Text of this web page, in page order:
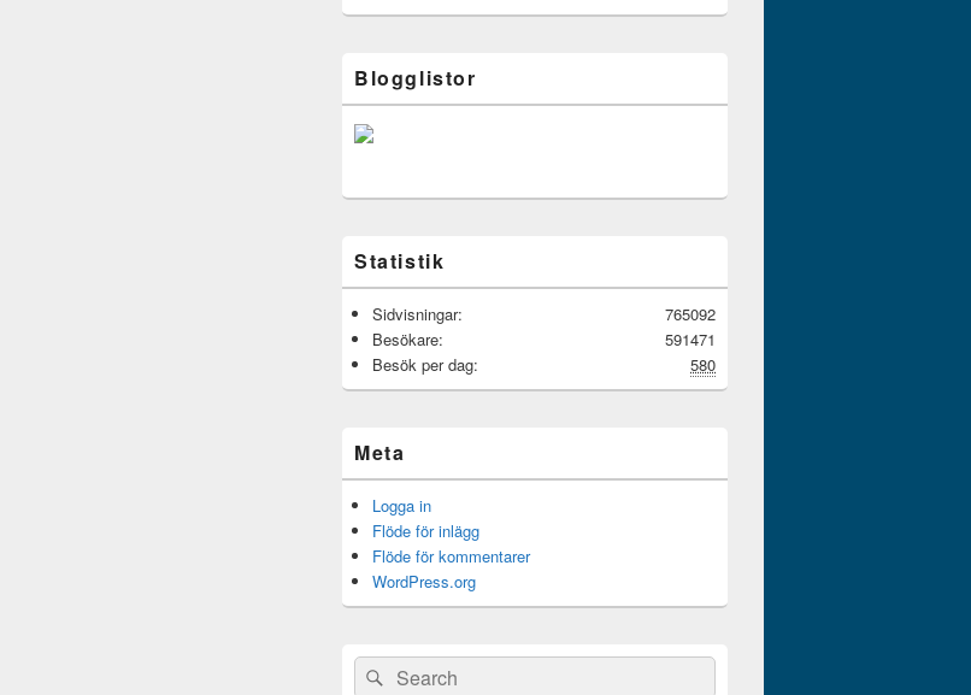
Blogglistor
Statistik
765092
Sidvisningar:
591471
Besökare:
580
Besök per dag:
Meta
Logga in
Flöde för inlägg
Flöde för kommentarer
WordPress.org
Sök
Sök